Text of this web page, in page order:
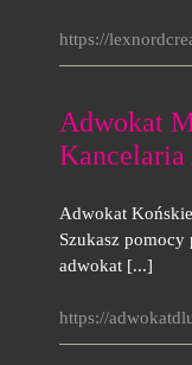
https://
Adwokat
Adwokat
Szukasz
adwokat [...]
https://